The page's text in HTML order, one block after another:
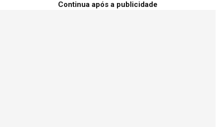
Continua após a publicidade